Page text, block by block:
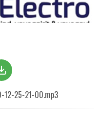
12-25-21-00.mp3